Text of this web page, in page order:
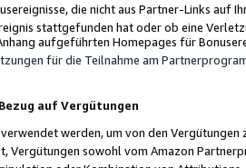
die nicht aus Partner-Links auf
stattgefunden hat oder ob eine
aufgeführten Homepages für
für die Teilnahme am
auf Vergütungen
werden, um von den
Vergütungen sowohl vom Amazon